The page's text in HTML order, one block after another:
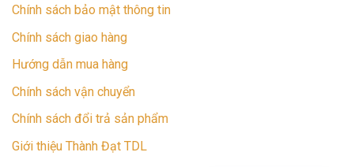
Chính sách bảo mật thông tin
Chính sách giao hàng
Hướng dẫn mua hàng
Chính sách vận chuyển
Chính sách đổi trả sản phẩm
Giới thiệu Thành Đạt TDL